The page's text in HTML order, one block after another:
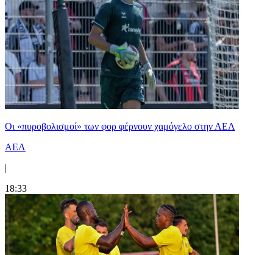
Οι «πυροβολισμοί» των φορ φέρνουν χαμόγελο στην ΑΕΛ
ΑΕΛ
|
18:33